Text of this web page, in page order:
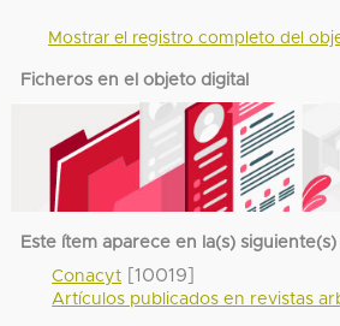
Mostrar el registro completo del
Ficheros en el objeto digital
Este ítem aparece en la(s)
Conacyt [10019]
Artículos publicados en revistas